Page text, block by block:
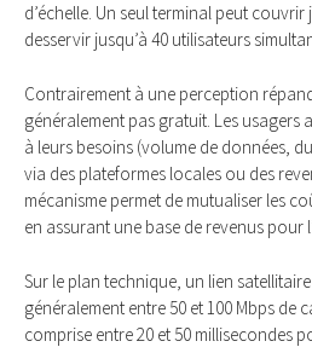
d’échelle. Un seul terminal peut couvrir
desservir jusqu’à 40 utilisateurs
Contrairement à une perception
généralement pas gratuit. Les usagers
à leurs besoins (volume de données,
via des plateformes locales ou des
mécanisme permet de mutualiser les
en assurant une base de revenus pour
Sur le plan technique, un lien
généralement entre 50 et 100 Mbps de
comprise entre 20 et 50 millisecondes